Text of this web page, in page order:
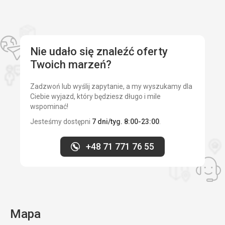
Nie udało się znaleźć oferty
Twoich marzeń?
Zadzwoń lub wyślij zapytanie, a my wyszukamy dla
Ciebie wyjazd, który będziesz długo i mile
wspominać!
Jesteśmy dostępni 7 dni/tyg. 8:00-23:00
+48 71 771 76 55
Mapa